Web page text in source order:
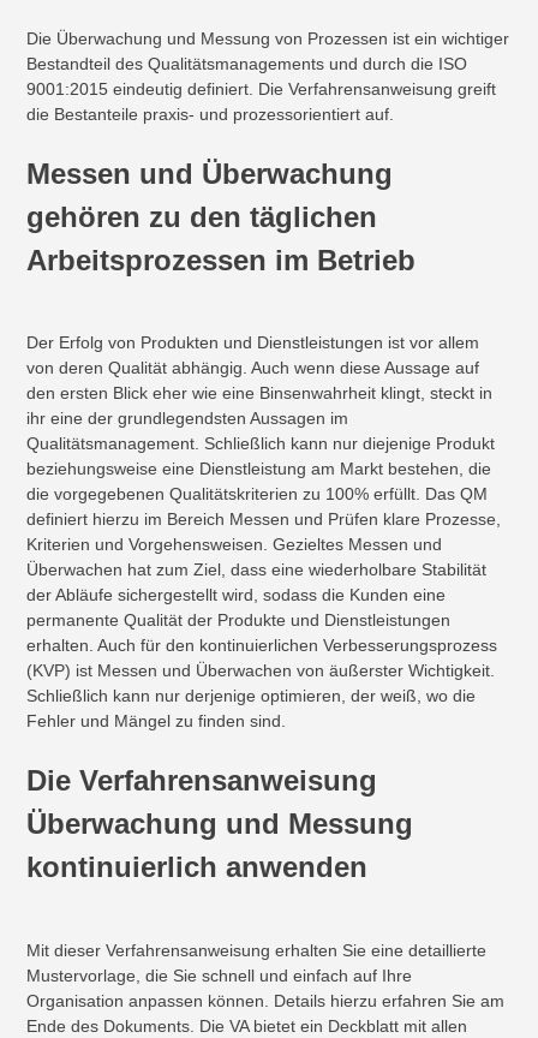
Die Überwachung und Messung von Prozessen ist ein wichtiger
Bestandteil des Qualitätsmanagements und durch die ISO
9001:2015 eindeutig definiert. Die Verfahrensanweisung greift
die Bestanteile praxis- und prozessorientiert auf.
Messen und Überwachung
gehören zu den täglichen
Arbeitsprozessen im Betrieb
Der Erfolg von Produkten und Dienstleistungen ist vor allem
von deren Qualität abhängig. Auch wenn diese Aussage auf
den ersten Blick eher wie eine Binsenwahrheit klingt, steckt in
ihr eine der grundlegendsten Aussagen im
Qualitätsmanagement. Schließlich kann nur diejenige Produkt
beziehungsweise eine Dienstleistung am Markt bestehen, die
die vorgegebenen Qualitätskriterien zu 100% erfüllt. Das QM
definiert hierzu im Bereich Messen und Prüfen klare Prozesse,
Kriterien und Vorgehensweisen. Gezieltes Messen und
Überwachen hat zum Ziel, dass eine wiederholbare Stabilität
der Abläufe sichergestellt wird, sodass die Kunden eine
permanente Qualität der Produkte und Dienstleistungen
erhalten. Auch für den kontinuierlichen Verbesserungsprozess
(KVP) ist Messen und Überwachen von äußerster Wichtigkeit.
Schließlich kann nur derjenige optimieren, der weiß, wo die
Fehler und Mängel zu finden sind.
Die Verfahrensanweisung
Überwachung und Messung
kontinuierlich anwenden
Mit dieser Verfahrensanweisung erhalten Sie eine detaillierte
Mustervorlage, die Sie schnell und einfach auf Ihre
Organisation anpassen können. Details hierzu erfahren Sie am
Ende des Dokuments. Die VA bietet ein Deckblatt mit allen